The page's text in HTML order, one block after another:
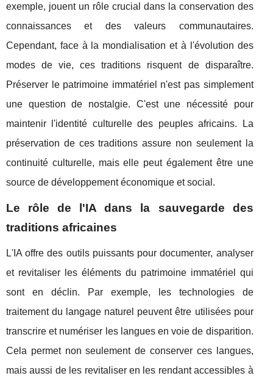
exemple, jouent un rôle crucial dans la conservation des
connaissances et des valeurs communautaires.
Cependant, face à la mondialisation et à l'évolution des
modes de vie, ces traditions risquent de disparaître.
Préserver le patrimoine immatériel n'est pas simplement
une question de nostalgie. C'est une nécessité pour
maintenir l'identité culturelle des peuples africains. La
préservation de ces traditions assure non seulement la
continuité culturelle, mais elle peut également être une
source de développement économique et social.
Le rôle de l'IA dans la sauvegarde des
traditions africaines
L'IA offre des outils puissants pour documenter, analyser
et revitaliser les éléments du patrimoine immatériel qui
sont en déclin. Par exemple, les technologies de
traitement du langage naturel peuvent être utilisées pour
transcrire et numériser les langues en voie de disparition.
Cela permet non seulement de conserver ces langues,
mais aussi de les revitaliser en les rendant accessibles à